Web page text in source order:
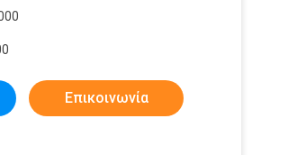
Επικοινωνία